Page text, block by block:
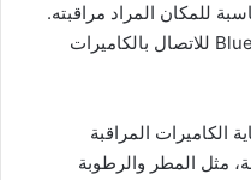
للمكان المراد مراقبته.
يمكن استخدام تقنية Wi-Fi أو Bluetooth للاتصال بالكاميرات
الكاميرات المراقبة
مثل المطر والرطوبة